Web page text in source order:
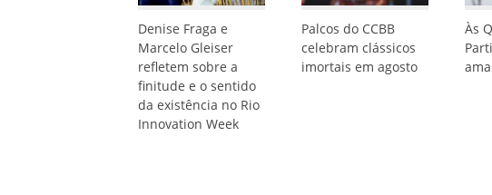
Denise Fraga e
Marcelo Gleiser
refletem sobre a
finitude e o sentido
da existência no Rio
Innovation Week
Palcos do CCBB
celebram clássicos
imortais em agosto
Às